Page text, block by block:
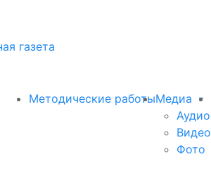
газета
Методические работыМедиа
Аудио
Видео
Фото